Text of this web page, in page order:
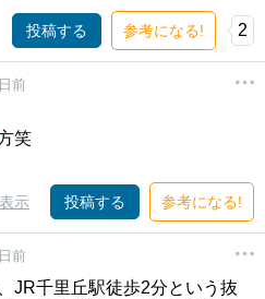
投稿する 参考になる! 2
前
笑
示 投稿する 参考になる!
前
JR千里丘駅徒歩2分という抜